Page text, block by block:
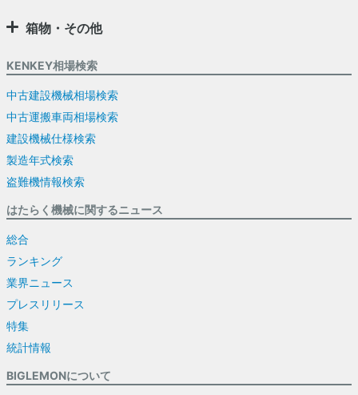
箱物・その他
KENKEY相場検索
中古建設機械相場検索
中古運搬車両相場検索
建設機械仕様検索
製造年式検索
盗難機情報検索
はたらく機械に関するニュース
総合
ランキング
業界ニュース
プレスリリース
特集
統計情報
BIGLEMONについて